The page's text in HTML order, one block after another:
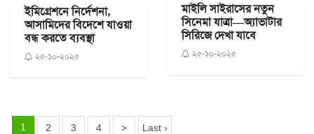
ইমিগ্রেশনে নির্দেশনা,
আসামিদের বিদেশে যাওয়া
বন্ধ করতে ব্যবস্থা
২৫-১০-২০২৫
মাইলি সাইরাসের নতুন
সিনেমা যাত্রা—অ্যাভাটার
সিরিজে দেখা যাবে
২৫-১০-২০২৫
1 2 3 4 > Last ›